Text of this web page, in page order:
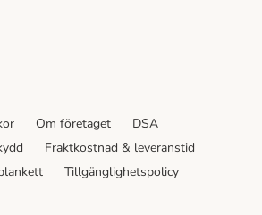
Om företaget
DSA
Fraktkostnad & leveranstid
Tillgänglighetspolicy